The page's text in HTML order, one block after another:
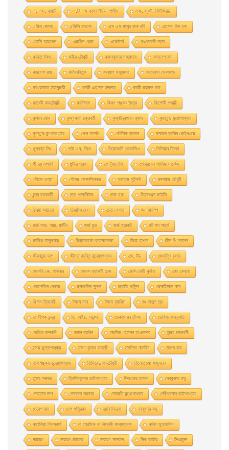
এ. এস. বায়াট এ.বি.এম কামালউদ্দিন শামীম এফ. স্কট. ফিটজিরাল্ড
এমিল জোলা এমিলি বারলো এস এম মাসুদ রানা রবি এহসান উল হক
ওয়াসি আহমেদ ওয়াহিদ রেজা ওয়েস্টার্ন কঙ্কাবতী দত্ত
কবিতা সিংহ কবীর চৌধুরী কমলকুমার মজুমদার কমলেশ রায়
কমলেশ রায় কলিকৌতুক কল্যাণ মজুমদার কল্লোল সেনগুপ্ত
কাওয়াবাতা ইয়াসুমারী কাজী এহসান উল্লাহ কাজী জহুরুল হক
কাবেরী রায়চৌধুরী কালিদাস কিরণ শঙ্কর মৈত্র কিশোরী শাস্ত্রী
কুণাল ঘোষ কৃষ্ণকলি চক্রবর্তী কৃষ্ণদ্বৈপায়ন ব্যাস কৃষ্ণেন্দু মুখােপাধ্যায়
কৃষ্ণেন্দু মুখোপাধ্যায় কেন ফলেট কৌশিক জামান ক্যারল ব্রাউন জেইনওয়ে
খুশবন্ত সিং গাই এন. স্মিথ গিয়ােভানি বােকাসিও গিলিয়ান ফ্লিন
গী দ্য মপাসাঁ গুন্টার গ্রাস গে ট্যালেসি গেব্রিয়েল গার্সিয়া মার্কেজ
গৌতম গুপ্ত গৌতম ঘোষদস্তিদার গ্রাহাম সুইফট ঘনশ্যাম চৌধুরী
চন্দন চক্রবর্তী চাক পালানিউক চারু হক চিত্ররঞ্জন মাইতি
চিনুয়া আচেবে চিরঞ্জীব সেন চেতন ভগত জন ফিলিপ
জর্জ আর. আর. মার্টিন জর্জ মুর জর্জ হারবাট জাঁ পল সার্ত্র
জাকির তালুকদার জিয়াকোমাে ক্যাসানােভা জিয়া হাশান জীন পি স্যাসন
জীবনানন্দ দাশ জীমত কান্তি বন্দ্যোপাধ্যায় জে. উড জেওফ্রি চসার
জেফরি কে. গার্ডনার জেমস হ্যাডলী চেজ জেসি মেরী কুইয়া জো নেসবো
জোসেফিন বেকার জ্যাকলিন সুসান জ্যাকি কলিন্স জ্যোতিলাল দাস
ঝিলম ত্রিবেদী টমাস মান টমাস হ্যারিস ডঃ অতুল সুর
ডঃ দীপক চন্দ্র ডি. এইচ. লরেন্স ডেকামেরন টেলস ডেভিড বালড্যাচি
ডেভিড বালদাশি ড্যান ব্রাউন তছলিম হোসেন হাওলাদার তন্ময় চক্রবর্তী
তন্ময় বন্দ্যোপাধ্যায় তরুণ কুমার ভাদুড়ী তসলিমা নাসরিন তাপস রায়
তারাশঙ্কর বন্দ্যোপাধ্যায় তিমিরেন্দু রায়চৌধুরী তিলোত্তমা মজুমদার
তুষার সরদার ত্রিদিবকুমার চট্টোপাধ্যায় দিলওয়ার হাসান দেবকুমার বসু
দেবতোষ দাশ দেবব্রত সরকার দেবারতি মুখােপাধ্যায় দেবীপ্রসাদ চট্টোপাধ্যায়
দেবেশ রায় দেশ পত্রিকা দ্যনি দিদরো নবকুমার বসু
নাতালিয়া গিনসবার্গ না প্রেমিক না বিপ্লবী কাব্যগ্রন্থ নাবিল মুহতাসিম
নারায়ণ নারায়ণ চট্টরাজ নারায়ণ সান্যাল নিক কার্টার নিগুরানন্দ